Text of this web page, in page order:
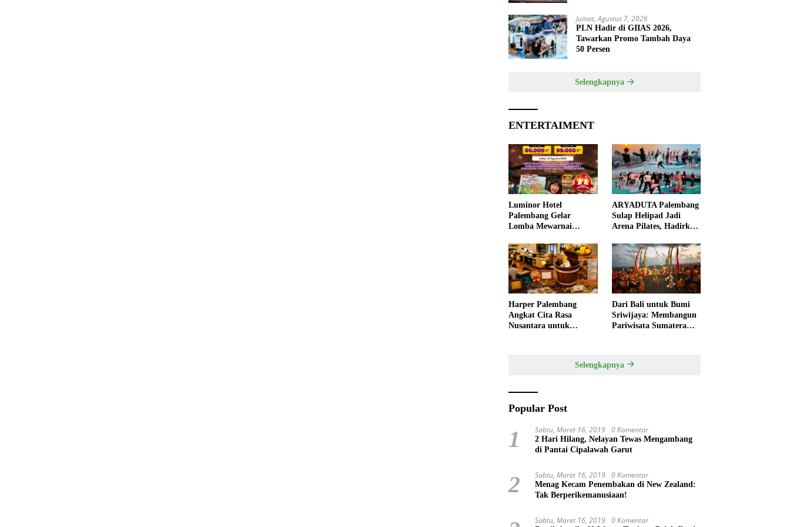
Jumat, Agustus 7, 2026
PLN Hadir di GIIAS 2026,
Tawarkan Promo Tambah Daya
50 Persen
Selengkapnya
ENTERTAIMENT
Luminor Hotel
Palembang Gelar
Lomba Mewarnai
Ajak Anak Asah
Kreativitas
ARYADUTA Palembang
Sulap Helipad Jadi
Arena Pilates, Hadirkan
Pertama di Kota
Pempek
Harper Palembang
Angkat Cita Rasa
Nusantara untuk
Dari Bali untuk Bumi
Sriwijaya: Membangun
Pariwisata Sumatera
Selengkapnya
Popular Post
1 Sabtu, Maret 16, 2019 0 Komentar
2 Hari Hilang, Nelayan Tewas Mengambang
di Pantai Cipalawah Garut
2 Sabtu, Maret 16, 2019 0 Komentar
Menag Kecam Penembakan di New Zealand:
Tak Berperikemanusiaan!
Sabtu, Maret 16, 2019 0 Komentar